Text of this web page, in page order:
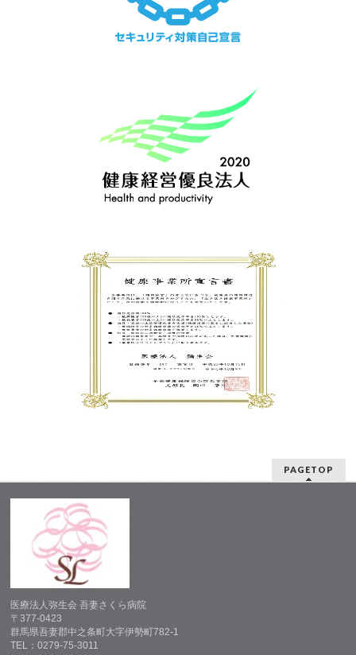
PAGETOP
医療法人弥生会 吾妻さくら病院
〒377-0423
群馬県吾妻郡中之条町大字伊勢町782-1
TEL：0279-75-3011